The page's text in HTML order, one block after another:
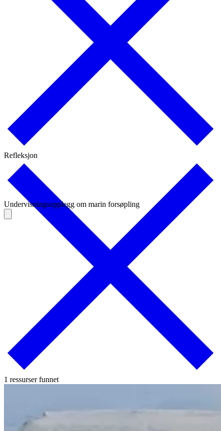
Undervisningsopplegg om marin forsøpling
Refleksjon
1 ressurser funnet